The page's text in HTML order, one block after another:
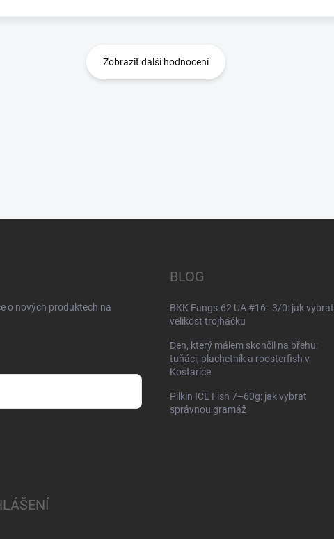
Zobrazit další hodnocení
o nových produktech na
BLOG
BKK Fangs-62 UA #16–3/0: jak vybrat
velikost trojháčku
Den, který málem skončil na břehu:
tuňáci, plachetník a roosterfish v
Kostarice
Pilkin ICE Fish 7–60g: jak vybrat
správnou gramáž